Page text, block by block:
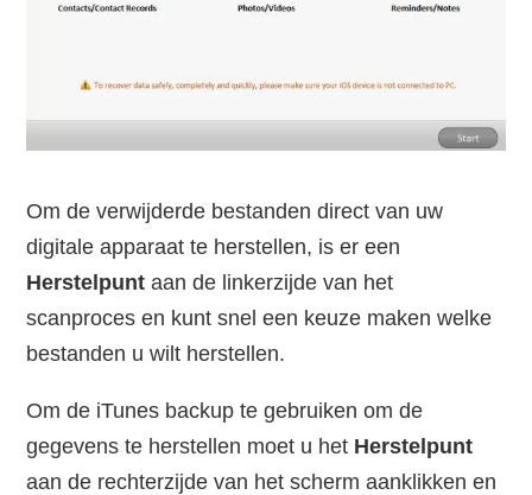
Om de verwijderde bestanden direct van uw
digitale apparaat te herstellen, is er een
Herstelpunt aan de linkerzijde van het
scanproces en kunt snel een keuze maken welke
bestanden u wilt herstellen.
Om de iTunes backup te gebruiken om de
gegevens te herstellen moet u het Herstelpunt
aan de rechterzijde van het scherm aanklikken en